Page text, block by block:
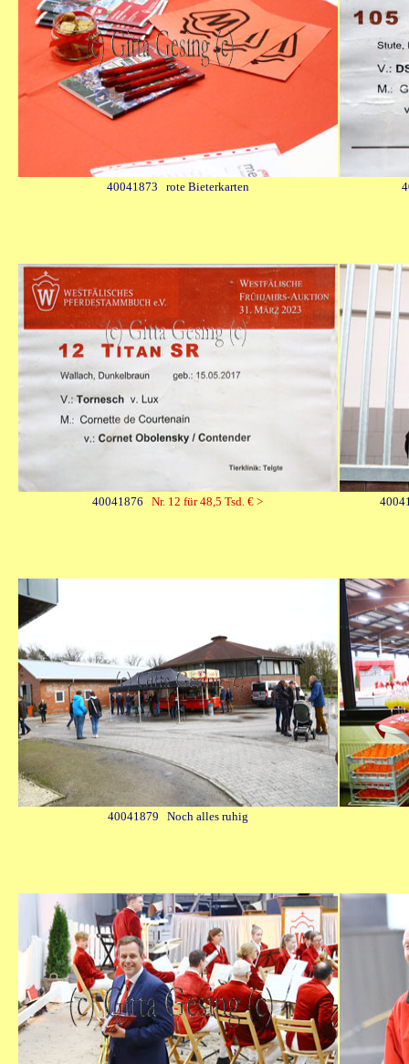
40041873 rote Bieterkarten
40041876Nr. 12 für 48,5 Tsd. € >
40041879 Noch alles ruhig